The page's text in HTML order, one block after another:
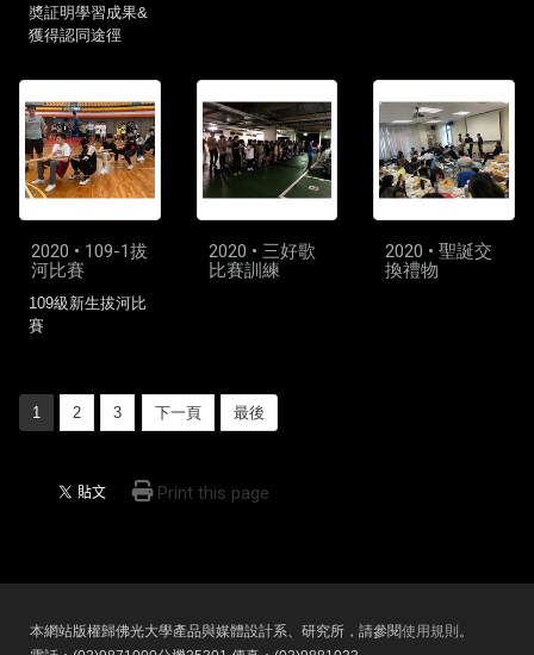
奬証明學習成果&
獲得認同途徑
2020 • 109-1拔
河比賽
109級新生拔河比
賽
2020 • 三好歌
比賽訓練
2020 • 聖誕交
換禮物
1 2 3 下一頁 最後
Print this page
本網站版權歸佛光大學產品與媒體設計系、研究所，請參閱使用規則 。